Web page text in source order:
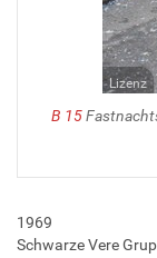
Lizenz
B 15
1969
Schwarze Vere